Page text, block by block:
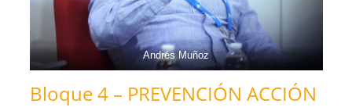
Andrés Muñoz
Bloque 4 – PREVENCIÓN ACCIÓN